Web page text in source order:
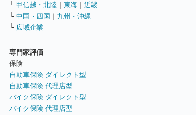
└ 甲信越・北陸 ｜ 東海 ｜ 近畿
└ 中国・四国 ｜ 九州・沖縄
└ 広域企業
専門家評価
保険
自動車保険 ダイレクト型
自動車保険 代理店型
バイク保険 ダイレクト型
バイク保険 代理店型